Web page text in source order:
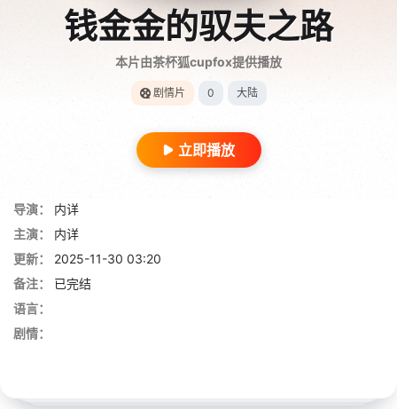
钱金金的驭夫之路
本片由茶杯狐cupfox提供播放
剧情片 0 大陆
立即播放
导演：
内详
主演：
内详
更新：
2025-11-30 03:20
备注：
已完结
语言：
剧情：